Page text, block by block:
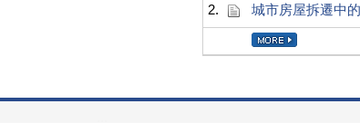
2. 城市房屋拆遷中